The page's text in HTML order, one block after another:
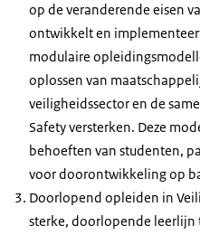
op de veranderende eisen
ontwikkelt en
modulaire
oplossen van
veiligheidssector en de
Safetyversterken. Deze
behoeften van studenten,
voor doorontwikkeling op
Doorlopend opleiden in
sterke, doorlopende leerlijn